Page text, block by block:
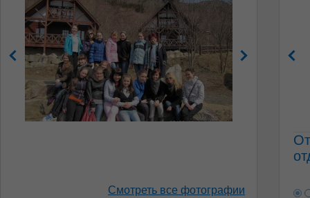
Смотреть все фотографии